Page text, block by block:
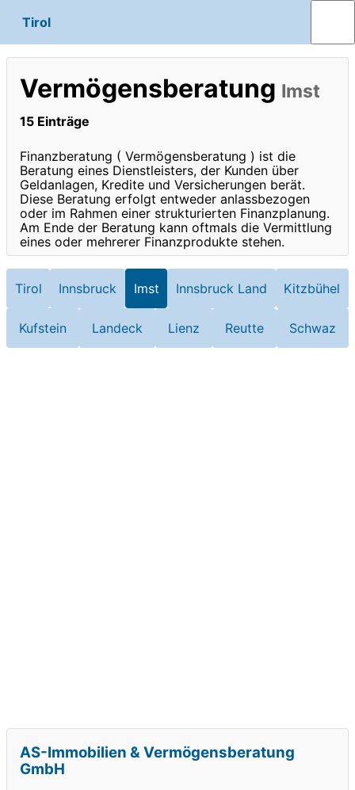
Tirol
Vermögensberatung Imst
15 Einträge
Finanzberatung ( Vermögensberatung ) ist die
Beratung eines Dienstleisters, der Kunden über
Geldanlagen, Kredite und Versicherungen berät.
Diese Beratung erfolgt entweder anlassbezogen
oder im Rahmen einer strukturierten Finanzplanung.
Am Ende der Beratung kann oftmals die Vermittlung
eines oder mehrerer Finanzprodukte stehen.
Tirol Innsbruck Imst Innsbruck Land Kitzbühel
Kufstein Landeck Lienz Reutte Schwaz
AS-Immobilien & Vermögensberatung
GmbH